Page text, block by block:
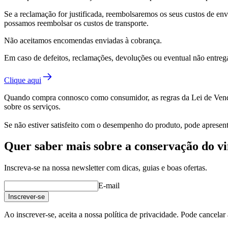
Se a reclamação for justificada, reembolsaremos os seus custos de
possamos reembolsar os custos de transporte.
Não aceitamos encomendas enviadas à cobrança.
Em caso de defeitos, reclamações, devoluções ou eventual não
Clique aqui
Quando compra connosco como consumidor, as regras da Lei de
sobre os serviços.
Se não estiver satisfeito com o desempenho do produto, pode
Quer saber mais sobre a conservação do
Inscreva-se na nossa newsletter com dicas, guias e boas ofertas.
E-mail
Inscrever-se
Ao inscrever-se, aceita a nossa política de privacidade. Pode